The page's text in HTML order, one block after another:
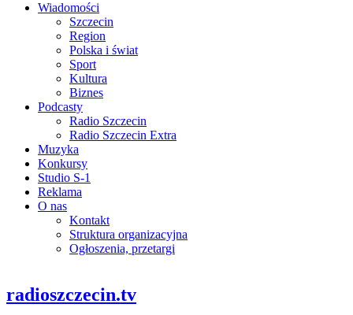
Wiadomości
Szczecin
Region
Polska i świat
Sport
Kultura
Biznes
Podcasty
Radio Szczecin
Radio Szczecin Extra
Muzyka
Konkursy
Studio S-1
Reklama
O nas
Kontakt
Struktura organizacyjna
Ogłoszenia, przetargi
radioszczecin.tv